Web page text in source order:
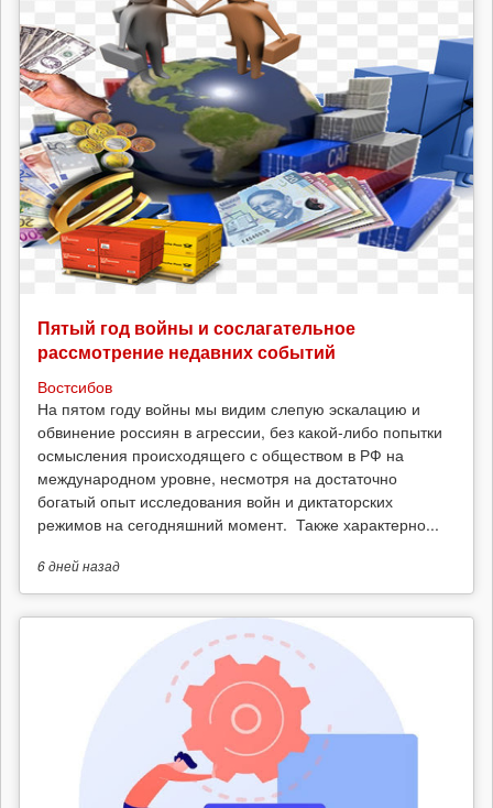
Пятый год войны и сослагательное
рассмотрение недавних событий
Востсибов
На пятом году войны мы видим слепую эскалацию и
обвинение россиян в агрессии, без какой-либо попытки
осмысления происходящего с обществом в РФ на
международном уровне, несмотря на достаточно
богатый опыт исследования войн и диктаторских
режимов на сегодняшний момент. Также характерно...
6 днейназад